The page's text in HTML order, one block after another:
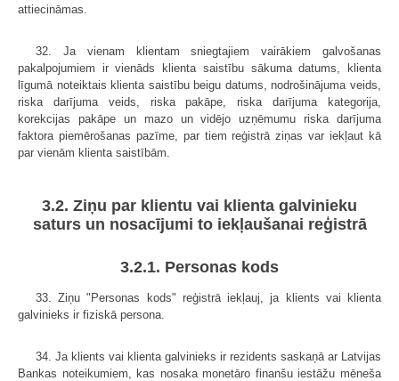
attiecināmas.
32. Ja vienam klientam sniegtajiem vairākiem galvošanas
pakalpojumiem ir vienāds klienta saistību sākuma datums, klienta
līgumā noteiktais klienta saistību beigu datums, nodrošinājuma veids,
riska darījuma veids, riska pakāpe, riska darījuma kategorija,
korekcijas pakāpe un mazo un vidējo uzņēmumu riska darījuma
faktora piemērošanas pazīme, par tiem reģistrā ziņas var iekļaut kā
par vienām klienta saistībām.
3.2. Ziņu par klientu vai klienta galvinieku
saturs un nosacījumi to iekļaušanai reģistrā
3.2.1. Personas kods
33. Ziņu "Personas kods" reģistrā iekļauj, ja klients vai klienta
galvinieks ir fiziskā persona.
34. Ja klients vai klienta galvinieks ir rezidents saskaņā ar Latvijas
Bankas noteikumiem, kas nosaka monetāro finanšu iestāžu mēneša